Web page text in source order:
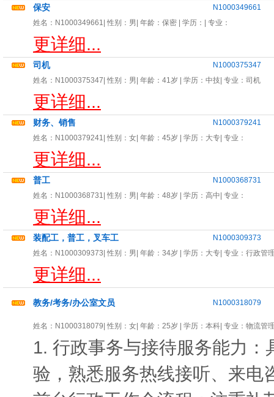
保安
N1000349661
姓名： N1000349661 | 性别： 男 | 年龄： 保密 | 学历：| 专业：
更详细...
司机
N1000375347
姓名： N1000375347 | 性别： 男 | 年龄： 41岁 | 学历：中技| 专业： 司机
更详细...
财务、销售
N1000379241
姓名： N1000379241 | 性别： 女 | 年龄： 45岁 | 学历：大专| 专业：
更详细...
普工
N1000368731
姓名： N1000368731 | 性别： 男 | 年龄： 48岁 | 学历：高中| 专业：
更详细...
装配工，普工，叉车工
N1000309373
姓名： N1000309373 | 性别： 男 | 年龄： 34岁 | 学历：大专| 专业： 行政管
更详细...
教务/考务/办公室文员 N1000318079
姓名： N1000318079 | 性别： 女 | 年龄： 25岁 | 学历：本科| 专业： 物流管
1. 行政事务与接待服务能力
验，熟悉服务热线接听、来电